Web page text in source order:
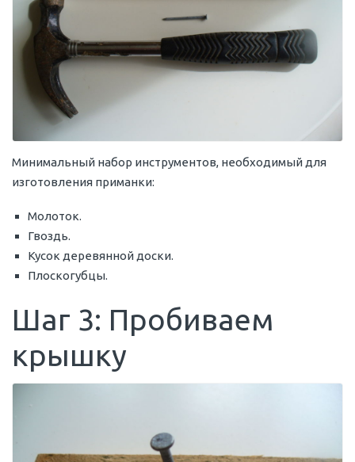
Минимальный набор инструментов, необходимый для
изготовления приманки:
Молоток.
Гвоздь.
Кусок деревянной доски.
Плоскогубцы.
Шаг 3: Пробиваем
крышку